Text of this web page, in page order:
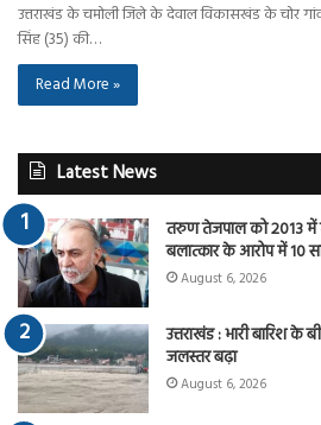
उत्तराखंड के चमोली जिले के देवाल विकासखंड के चोर
सिंह (35) की…
Read More »
Latest News
तरुण तेजपाल को 2013 में
बलात्कार के आरोप में 10
August 6, 2026
उत्तराखंड : भारी बारिश
जलस्तर बढ़ा
August 6, 2026